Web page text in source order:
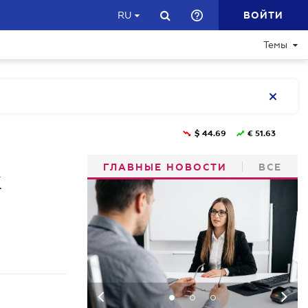
RU ВОЙТИ
Темы
$ 44.69 € 51.63
ГЛАВНЫЕ НОВОСТИ ВСЕ